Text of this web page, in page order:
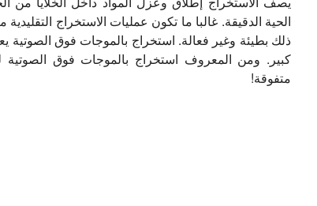
ذلك بطيئة وغير فعالة. استخراج بالموجات فوق الصوتية
كبير. ومن المعروف استخراج بالموجات فوق الصوتية
متفوقة!